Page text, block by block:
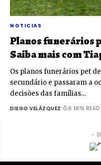
NOTICIAS
Planos funerários
Saiba mais com
Os planos funerários pet
secundário e passaram a
decisões das famílias…
DIEGO VELÁZQUEZ 6 MIN READ
-